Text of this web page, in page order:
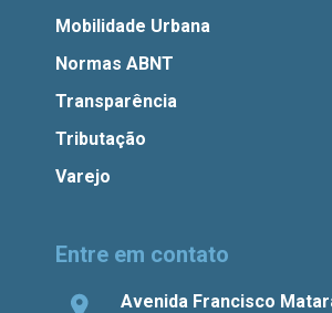
Mobilidade Urbana
Normas ABNT
Transparência
Tributação
Varejo
Entre em contato
Avenida Francisco